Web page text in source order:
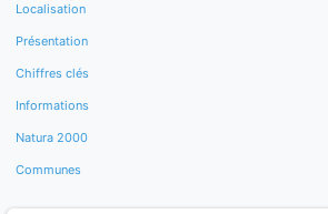
Localisation
Présentation
Chiffres clés
Informations
Natura 2000
Communes